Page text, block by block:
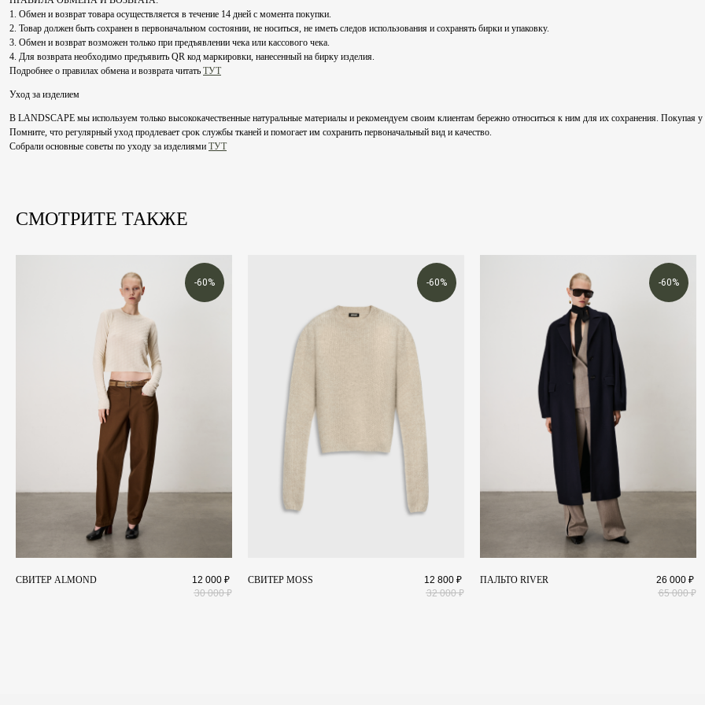
1. Обмен и возврат товара осуществляется в течение 14 дней с момента покупки.
2. Товар должен быть сохранен в первоначальном состоянии, не носиться, не иметь следов использования и сохранять бирки и упаковку.
3. Обмен и возврат возможен только при предъявлении чека или кассового чека.
4. Для возврата необходимо предъявить QR код маркировки, нанесенный на бирку изделия.
Подробнее о правилах обмена и возврата читать ТУТ
Уход за изделием
В LANDSCAPE мы используем только высококачественные натуральные материалы и рекомендуем своим клиентам бережно относиться к ним для их сохранения. Покупая у
Помните, что регулярный уход продлевает срок службы тканей и помогает им сохранить первоначальный вид и качество.
Собрали основные советы по уходу за изделиями ТУТ
СМОТРИТЕ ТАКЖЕ
-60%
СВИТЕР ALMOND 12 000 ₽
30 000 ₽
-60%
СВИТЕР MOSS 12 800 ₽
32 000 ₽
-60%
ПАЛЬТО RIVER 26 000 ₽
65 000 ₽
Landscape@maisonlandscape.com
+7 911 027 2044
Уход за изделиями